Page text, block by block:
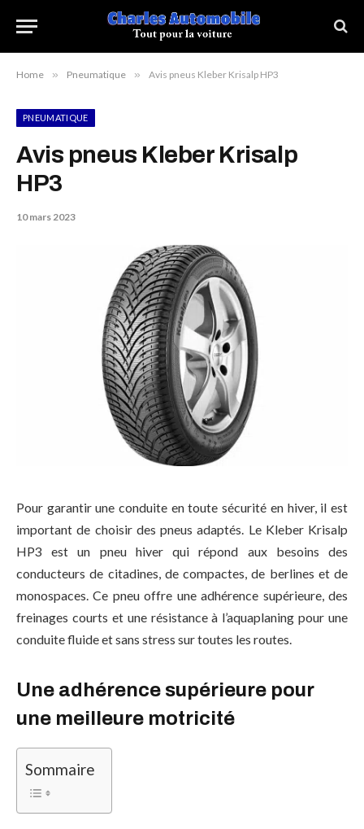
Home » Pneumatique » Avis pneus Kleber Krisalp HP3
PNEUMATIQUE
Avis pneus Kleber Krisalp
HP3
10 mars 2023
Pour garantir une conduite en toute sécurité en hiver, il est
important de choisir des pneus adaptés. Le Kleber Krisalp
HP3 est un pneu hiver qui répond aux besoins des
conducteurs de citadines, de compactes, de berlines et de
monospaces. Ce pneu offre une adhérence supérieure, des
freinages courts et une résistance à l’aquaplaning pour une
conduite fluide et sans stress sur toutes les routes.
Une adhérence supérieure pour
une meilleure motricité
Sommaire